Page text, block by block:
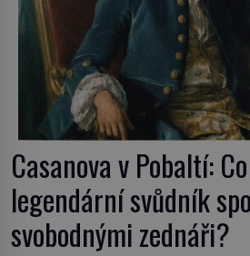
Casanova v Pobaltí:
legendární svůdník
svobodnými zednáři?